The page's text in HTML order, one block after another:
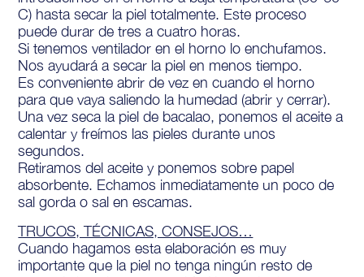
C) hasta secar la piel totalmente. Este proceso
puede durar de tres a cuatro horas.
Si tenemos ventilador en el horno lo enchufamos.
Nos ayudará a secar la piel en menos tiempo.
Es conveniente abrir de vez en cuando el horno
para que vaya saliendo la humedad (abrir y cerrar).
Una vez seca la piel de bacalao, ponemos el aceite a
calentar y freímos las pieles durante unos
segundos.
Retiramos del aceite y ponemos sobre papel
absorbente. Echamos inmediatamente un poco de
sal gorda o sal en escamas.
TRUCOS, TÉCNICAS, CONSEJOS…
Cuando hagamos esta elaboración es muy
importante que la piel no tenga ningún resto de